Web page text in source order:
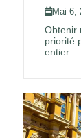
Mai 6,
Obtenir
priorité
entier....